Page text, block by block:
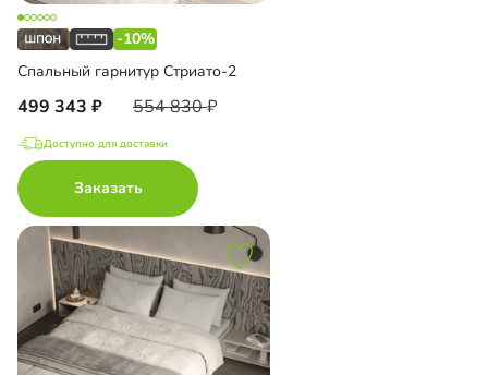
-10%
Спальный гарнитур Стриато-2
499 343 554 830
Доступно для доставки
Заказать